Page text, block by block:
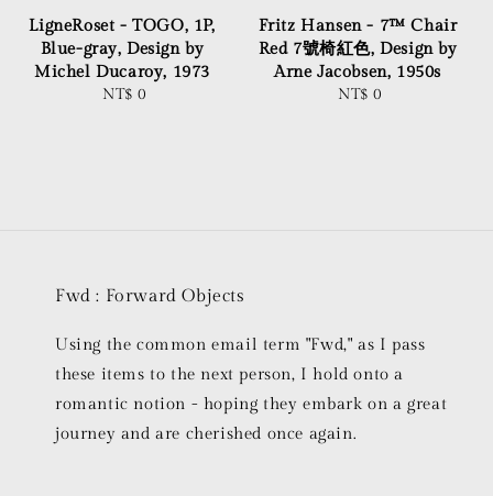
LigneRoset - TOGO, 1P,
Blue-gray, Design by
Michel Ducaroy, 1973
Regular
NT$ 0
Fritz Hansen - 7™ Chair
Red 7號椅紅色, Design by
Arne Jacobsen, 1950s
Regular
NT$ 0
Fwd : Forward Objects
Using the common email term "Fwd," as I pass
these items to the next person, I hold onto a
romantic notion - hoping they embark on a great
journey and are cherished once again.